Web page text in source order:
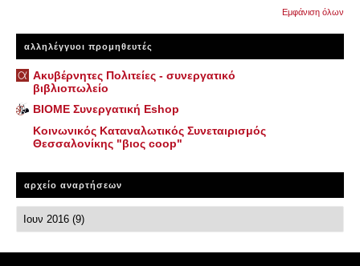
Εμφάνιση όλων
αλληλέγγυοι προμηθευτές
Ακυβέρνητες Πολιτείες - συνεργατικό
βιβλιοπωλείο
ΒΙΟΜΕ Συνεργατική Eshop
Κοινωνικός Καταναλωτικός Συνεταιρισμός
Θεσσαλονίκης "βιος coop"
αρχείο αναρτήσεων